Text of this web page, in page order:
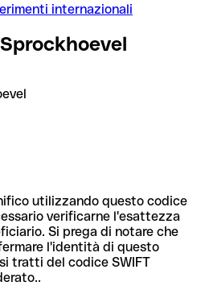
internazionali
utilizzando questo codice
verificarne l'esattezza
Si prega di notare che
l'identità di questo
tratti del codice SWIFT